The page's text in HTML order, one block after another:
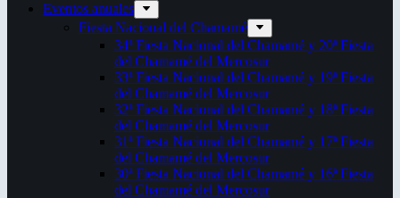
Eventos anuales
Fiesta Nacional del Chamamé
34ª Fiesta Nacional del Chamamé y 20ª Fiesta
del Chamamé del Mercosur
33ª Fiesta Nacional del Chamamé y 19ª Fiesta
del Chamamé del Mercosur
32ª Fiesta Nacional del Chamamé y 18ª Fiesta
del Chamamé del Mercosur
31ª Fiesta Nacional del Chamamé y 17ª Fiesta
del Chamamé del Mercosur
30ª Fiesta Nacional del Chamamé y 16ª Fiesta
del Chamamé del Mercosur